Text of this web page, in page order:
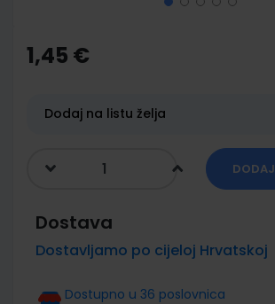
the
beginning
gallery
1,45 €
Dodaj na listu želja
Dostava
Dostavljamo po cijeloj Hrvatskoj
Dostupno u 36 poslovnica